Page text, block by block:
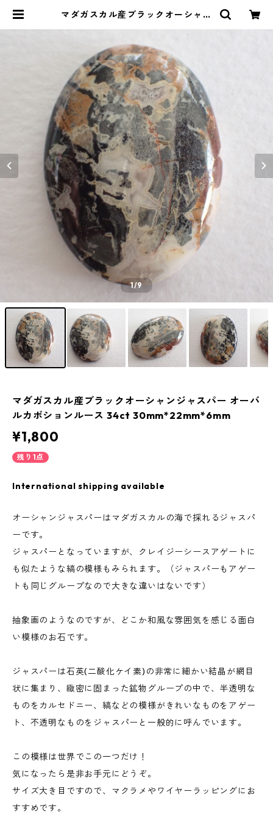
マダガスカル産ブラックオーシャン
miel
1/9
マダガスカル産ブラックオーシャンジャスパー オーバ
ルカボションルース 34ct 30mm*22mm*6mm
¥1,800
残り1点
International shipping available
オーシャンジャスパーはマダガスカルの海で採れるジャスパ
ーです。
ジャスパーとなっていますが、クレイジーシースアゲートに
も似たような縞の模様もみられます。（ジャスパーもアゲー
トも同じグループなので大きな違いはないです）
抽象画のようなのですが、どこか和風な雰囲気を感じる面白
い模様のお石です。
ジャスパーは石英(二酸化ケイ素)の非常に細かい結晶が網目
状に集まり、緻密に固まった鉱物グループの中で、半透明な
ものをカルセドニー、縞などの模様がきれいなものをアゲー
ト、不透明なものをジャスパーと一般的に呼んでいます。
この模様は世界でこの一つだけ！
気になったら是非お手元にどうぞ。
サイズ大き目ですので、マクラメやワイヤーラッピングにお
すすめです。